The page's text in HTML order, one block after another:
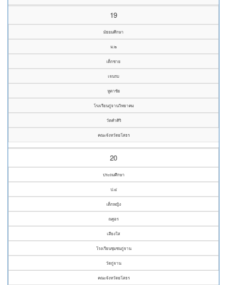
19
มัธยมศึกษา
ม.๒
เด็กชาย
เจนรบ
หูตาชัย
โรงเรียนกู่จานวิทยาคม
วัดคำศิริ
คณะจังหวัดยโสธร
20
ประถมศึกษา
ป.๔
เด็กหญิง
ณฐอร
เสียงใส
โรงเรียนชุมชนกู่จาน
วัดกู่จาน
คณะจังหวัดยโสธร